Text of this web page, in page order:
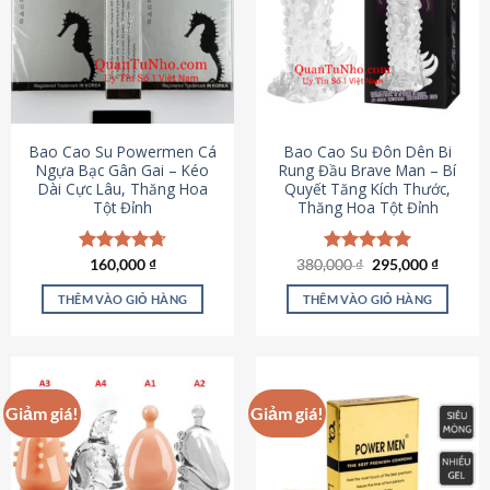
thể.
Các
tùy
chọn
có
chọn
trên
trang
sản
phẩm
Bao Cao Su Powermen Cá
Ngựa Bạc Gân Gai – Kéo
Dài Cực Lâu, Thăng Hoa
Tột Đỉnh
Được xếp
hạng4.73
5 sao
160,000₫
THÊM VÀO GIỎ HÀNG
Bao Cao Su Đôn Dên Bi
Rung Đầu Brave Man – Bí
Quyết Tăng Kích Thước,
Thăng Hoa Tột Đỉnh
Được xếp
hạng5.00
5 sao
380,000₫ Giá
là:
380,000 ₫.
295,000₫Giá
tại
THÊM VÀO GIỎ HÀNG
Giảm giá! Giảm giá!